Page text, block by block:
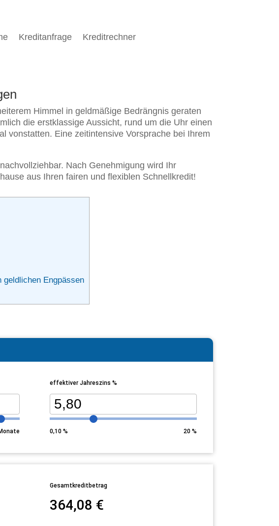
Kreditanfrage Kreditrechner
Himmel in geldmäßige Bedrängnis geraten
die erstklassige Aussicht, rund um die Uhr einen
vonstatten. Eine zeitintensive Vorsprache bei Ihrem
Nach Genehmigung wird Ihr
aus Ihren fairen und flexiblen Schnellkredit!
Engpässen
effektiver Jahreszins %
0,10% 20 %
Gesamtkreditbetrag
364,08 €